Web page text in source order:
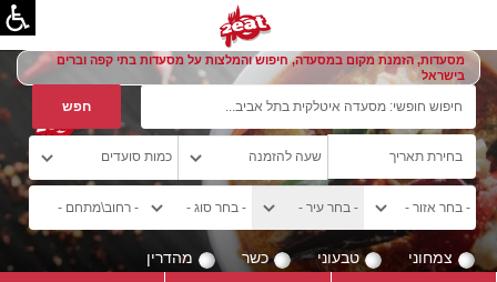
מסעדות, הזמנת מקום במסעדה, חיפוש והמלצות על מסעדות בתי קפה וברים
בישראל
צמחוני טבעוני כשר מהדרין